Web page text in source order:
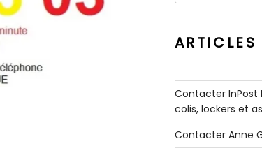
:
ARTICLES
Contacter InPost
colis, lockers et
Contacter Anne